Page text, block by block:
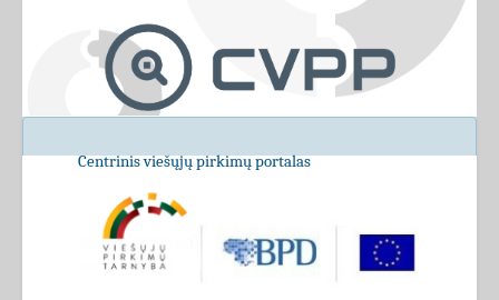
Centrinis viešųjų pirkimų portalas